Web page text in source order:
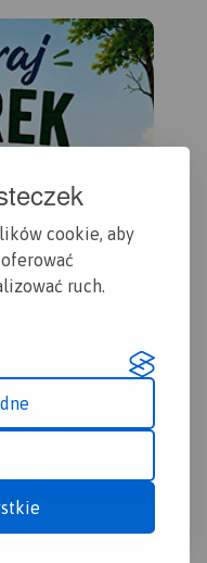
cookie, aby
ruch.